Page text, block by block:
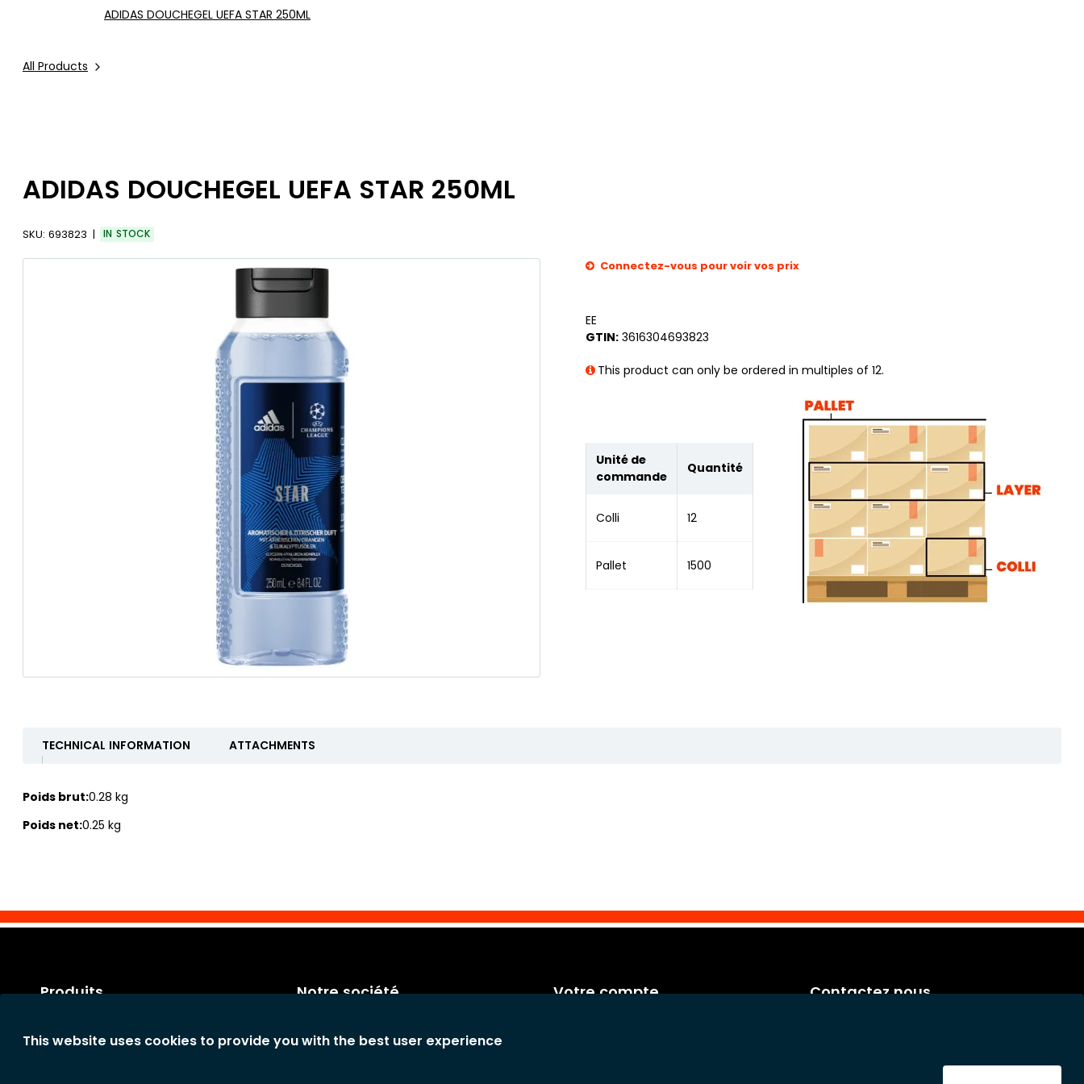
All Products
ADIDAS DOUCHEGEL UEFA STAR 250ML
ADIDAS DOUCHEGEL UEFA STAR 250ML
SKU: 693823 IN STOCK
Connectez-vous pour voir vos prix
EE
GTIN: 3616304693823
This product can only be ordered in multiples of 12.
Unité de
commande
Quantité
Colli 12
Pallet 1500
TECHNICAL INFORMATION ATTACHMENTS
Poids brut:0.28 kg
Poids net:0.25 kg
Produits
Nouveaux produits
Notre société
Conditions générales
Votre compte Contactez nous
This website uses cookies to provide you with the best user experience